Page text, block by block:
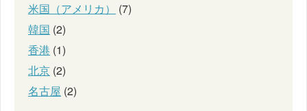
米国（アメリカ）
(7)
韓国 (2)
香港 (1)
北京 (2)
名古屋 (2)